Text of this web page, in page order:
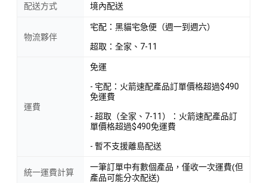
配送方式 境內配送
物流夥伴
宅配：黑貓宅急便（週一到週六）
超取：全家、7-11
運費
免運
- 宅配：火箭速配產品訂單價格超過$490
免運費
- 超取（全家、7-11）：火箭速配產品訂
單價格超過$490免運費
- 暫不支援離島配送
統一運費計算
一筆訂單中有數個產品，僅收一次運費(但
產品可能分次配送)